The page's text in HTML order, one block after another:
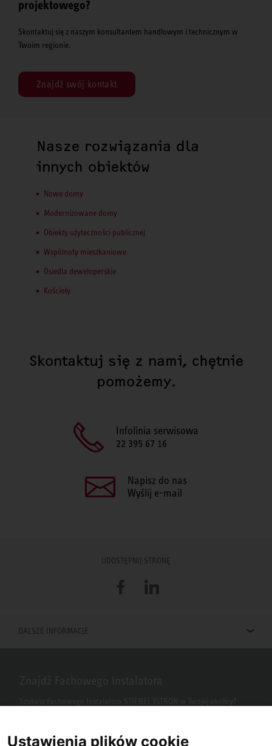
projektowego?
Skontaktuj się z naszym konsultantem handlowym i technicznym w
Twoim regionie.
Znajdź swój kontakt
Nasze rozwiązania dla
innych obiektów
Nowe domy
Modernizowane domy
Obiekty użyteczności publicznej
Wspólnoty mieszkaniowe
Osiedla deweloperskie
Kościoły
Skontaktuj się z nami, chętnie
pomożemy.
Infolinia serwisowa
22 395 67 16
Napisz do nas
Wyślij e-mail
UDOSTĘPNIJ STRONĘ
FacebookLinkedIn
DALSZE INFORMACJE
Ustawienia plików cookie